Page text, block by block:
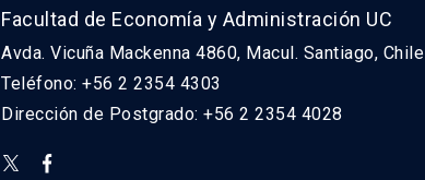
Facultad de Economía y Administración UC
Avda. Vicuña Mackenna 4860, Macul. Santiago, Chile
Teléfono: +56 2 2354 4303
Dirección de Postgrado: +56 2 2354 4028